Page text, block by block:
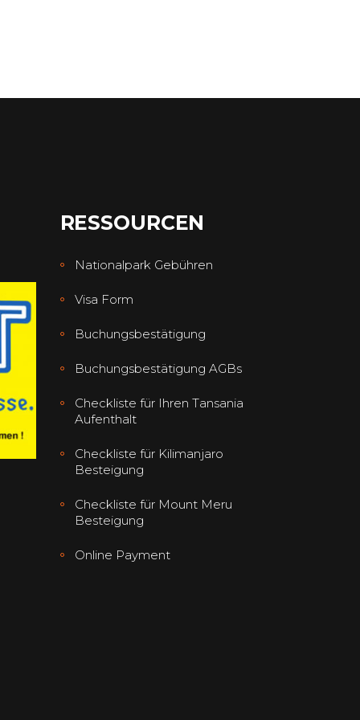
RESSOURCEN
Nationalpark Gebühren
Visa Form
Buchungsbestätigung
Buchungsbestätigung AGBs
Checkliste für Ihren Tansania
Aufenthalt
Checkliste für Kilimanjaro
Besteigung
Checkliste für Mount Meru
Besteigung
Online Payment